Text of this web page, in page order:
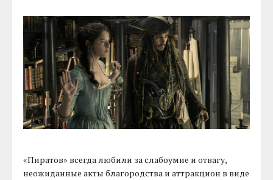
«Пиратов» всегда любили за слабоумие и отвагу,
неожиданные акты благородства и аттракцион в виде